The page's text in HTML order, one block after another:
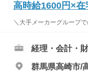
高時給1600円×
＼大手メーカーグループ
経理・会計・
群馬県高崎市/